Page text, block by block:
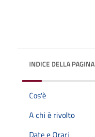
INDICE DELLA PAGINA
Cos'è
A chi è rivolto
Date e Orari